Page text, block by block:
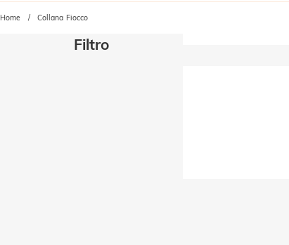
Home Collana Fiocco
Filtro